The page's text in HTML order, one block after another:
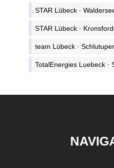
STAR Lübeck ·
STAR Lübeck ·
team Lübeck ·
TotalEnergies Luebeck ·